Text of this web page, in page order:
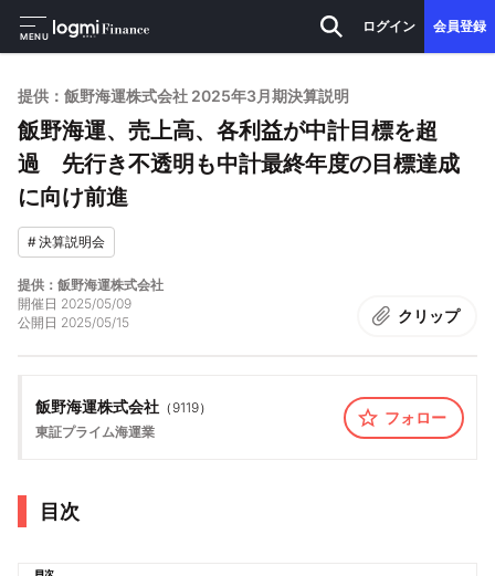
MENU
ログイン 会員登録
提供：飯野海運株式会社 2025年3月期決算説明
飯野海運、売上高、各利益が中計目標を超
過 先行き不透明も中計最終年度の目標達成
に向け前進
#決算説明会
提供：飯野海運株式会社
開催日 2025/05/09
公開日 2025/05/15 クリップ
飯野海運株式会社 （ 9119）
東証プライム海運業
フォロー
目次